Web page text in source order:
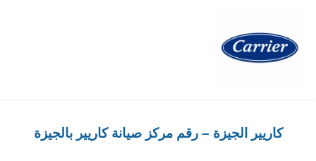
كاريير الجيزة – رقم مركز صيانة كاريير بالجيزة